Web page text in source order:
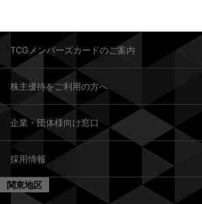
TCGメンバーズカードのご案内
株主優待をご利用の方へ
企業・団体様向け窓口
採用情報
関東地区